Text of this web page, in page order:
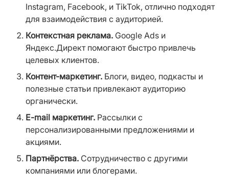
Instagram, Facebook, и TikTok, отлично подходят
для взаимодействия с аудиторией.
Контекстная реклама. Google Ads и
Яндекс.Директ помогают быстро привлечь
целевых клиентов.
Контент-маркетинг. Блоги, видео, подкасты и
полезные статьи привлекают аудиторию
органически.
E-mail маркетинг. Рассылки с
персонализированными предложениями и
акциями.
Партнёрства. Сотрудничество с другими
компаниями или блогерами.